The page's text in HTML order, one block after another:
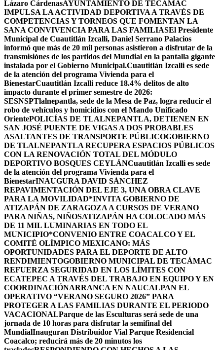
Lázaro CárdenasAYUNTAMIENTO DE TECÁMAC
IMPULSA LA ACTIVIDAD DEPORTIVA A TRAVÉS DE
COMPETENCIAS Y TORNEOS QUE FOMENTAN LA
SANA CONVIVENCIA PARA LAS FAMILIASEl Presidente
Municipal de Cuautitlán Izcalli, Daniel Serrano Palacios
informó que más de 20 mil personas asistieron a disfrutar de la
transmisiónes de los partidos del Mundial en la pantalla gigante
instalada por el Gobierno Municipal.Cuautitlán Izcalli es sede
de la atención del programa Vivienda para el
BienestarCuautitlán Izcalli reduce 18.4% delitos de alto
impacto durante el primer semestre de 2026:
SESNSPTlalnepantla, sede de la Mesa de Paz, logra reducir el
robo de vehículos y homicidios con el Mando Unificado
OrientePOLICÍAS DE TLALNEPANTLA, ​DETIENEN EN
SAN JOSÉ PUENTE DE VIGAS A DOS PROBABLES
ASALTANTES DE TRANSPORTE PÚBLICOGOBIERNO
DE TLALNEPANTLA RECUPERA ESPACIOS PÚBLICOS
CON LA RENOVACIÓN TOTAL DEL MÓDULO
DEPORTIVO BOSQUES CEYLÁNCuautitlán Izcalli es sede
de la atención del programa Vivienda para el
BienestarINAUGURA DAVID SÁNCHEZ
REPAVIMENTACIÓN DEL EJE 3, UNA OBRA CLAVE
PARA LA MOVILIDAD*INVITA GOBIERNO DE
ATIZAPÁN DE ZARAGOZA A CURSOS DE VERANO
PARA NIÑAS, NIÑOSATIZAPÁN HA COLOCADO MÁS
DE 11 MIL LUMINARIAS EN TODO EL
MUNICIPIO*CONVENIO ENTRE COACALCO Y EL
COMITÉ OLÍMPICO MEXICANO: MÁS
OPORTUNIDADES PARA EL DEPORTE DE ALTO
RENDIMIENTOGOBIERNO MUNICIPAL DE TECÁMAC
REFUERZA SEGURIDAD EN LOS LÍMITES CON
ECATEPEC A TRAVÉS DEL TRABAJO EN EQUIPO Y EN
COORDINACIÓNARRANCA EN NAUCALPAN EL
OPERATIVO “VERANO SEGURO 2026” PARA
PROTEGER A LAS FAMILIAS DURANTE EL PERIODO
VACACIONALParque de las Esculturas será sede de una
jornada de 10 horas para disfrutar la semifinal del
MundialInauguran Distribuidor Vial Parque Residencial
Coacalco; reducirá más de 20 minutos los